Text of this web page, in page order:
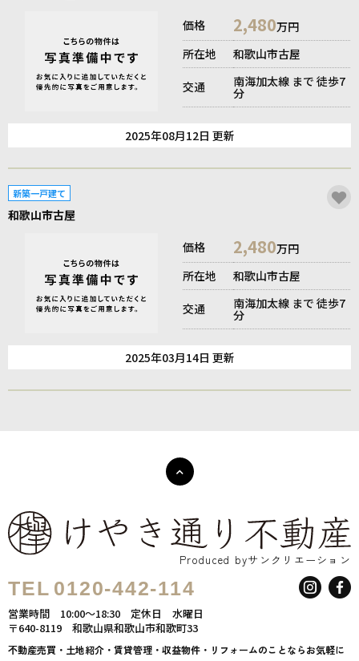
価格
2,480万円
所在地
和歌山市古屋
交通 南海加太線 まで 徒歩7
分
2025年08月12日 更新
新築一戸建て
和歌山市古屋
価格
2,480万円
所在地
和歌山市古屋
交通 南海加太線 まで 徒歩7
分
2025年03月14日 更新
Produced byサンクリエーション
TEL 0120-442-114
営業時間 10:00～18:30 定休日 水曜日
〒640-8119 和歌山県和歌山市和歌町33
不動産売買・土地紹介・賃貸管理・収益物件・リフォームのことならお気軽に